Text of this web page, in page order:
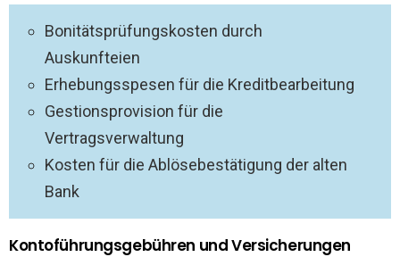
Bonitätsprüfungskosten durch
Auskunfteien
Erhebungsspesen für die Kreditbearbeitung
Gestionsprovision für die
Vertragsverwaltung
Kosten für die Ablösebestätigung der alten
Bank
Kontoführungsgebühren und Versicherungen